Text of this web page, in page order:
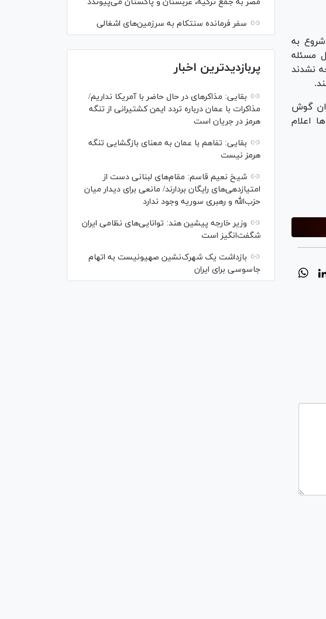
به
مسئله
نشدند
گوش
اعلام
سفر فرمانده سنتکام به سرزمین‌های اشغالی
پربازدیدترین اخبار
بقایی: مذاکره‎ای در حال حاضر با آمریکا نداریم/
مذاکرات با عمان درباره تردد ایمن کشتیرانی از تنگه
هرمز در جریان است
بقایی: تفاهم با عمان به معنای بازگشایی تنگه
هرمز نیست
شیخ نعیم قاسم: مقام‌های لبنانی دست از
امتیازدهی‌های رایگان بردارند/ مانعی برای دیدار میان
حزب‌الله و رهبری سوریه وجود ندارد
وزیر خارجه پیشین هند: توانایی‌های نظامی ایران
شگفت‌انگیز است
بازداشت یک شهرک‌نشین صهیونیست به اتهام
جاسوسی برای ایران